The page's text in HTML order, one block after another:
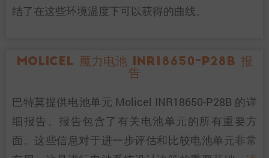
结了在这些环境温度下可以获得的曲线。
Molicel 魔力电池 INR18650-P28B 报
告
巴特莫提供电池单元 Molicel INR18650-P28B 的详
细报告。报告包含了有关电池单元的所有重要方
面。这些信息对于进一步评估和比较电池单元非常